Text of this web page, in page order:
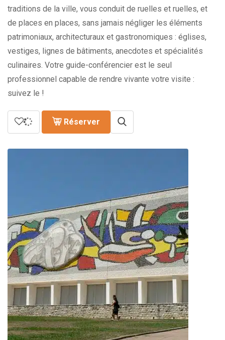
traditions de la ville, vous conduit de ruelles et ruelles, et
de places en places, sans jamais négliger les éléments
patrimoniaux, architecturaux et gastronomiques : églises,
vestiges, lignes de bâtiments, anecdotes et spécialités
culinaires. Votre guide-conférencier est le seul
professionnel capable de rendre vivante votre visite :
suivez le !
Réserver